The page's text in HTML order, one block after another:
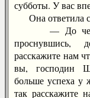
субботы. У вас
Она ответила
— До чего
проснувшись,
расскажите нам
вы, господин
больше успеха у
так расскажите